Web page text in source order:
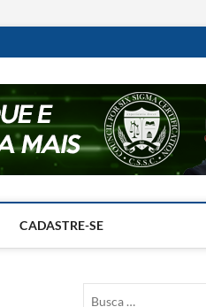
CADASTRE-SE